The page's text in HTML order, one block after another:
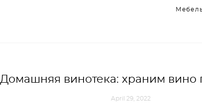
Домашняя винотека: храним вино
April 29, 2022